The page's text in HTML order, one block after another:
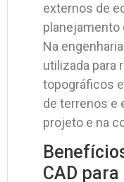
externos de
planejamento
Na
utilizada para
topográficos
de terrenos e
projeto e na
CAD